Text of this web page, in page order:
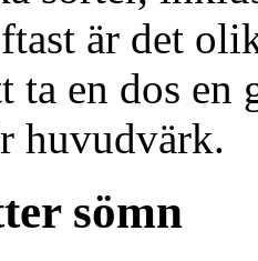
är det
ta en dos
huvudvärk.
sömn